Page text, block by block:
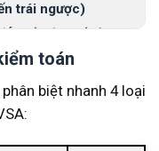
trái ngược)
kiến từ chối đưa ý
nào đến khả năng
toán
biệt nhanh 4 loại